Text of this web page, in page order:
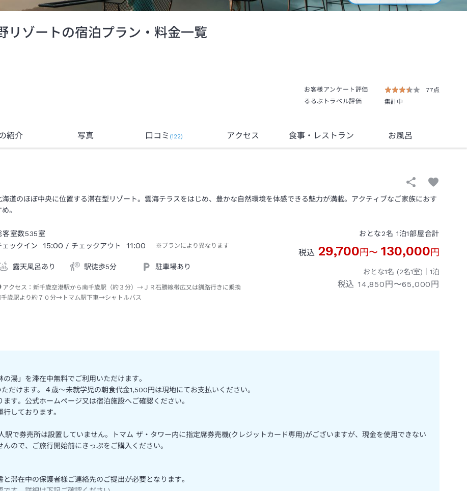
ゾートの宿泊プラン・料金一覧
お客様アンケート評価
77点
るるぶトラベル評価
集計中
紹介 写真 口コミ (122) アクセス 食事 ・レストラン お風呂
海道のほぼ中央に位置する滞在型リゾート。雲海テラスをはじめ、豊かな自然環境を体感できる魅力が満載。アクティブなご家族におす
。
客室数535室
ェックイン
15:00 / チェックアウト 11:00 ※プランにより異なります
露天風呂あり 駅徒歩5分 駐車場あり
アクセス：新千歳空港駅から南千歳駅（約３分）→ＪＲ石勝線帯広又は釧路行きに乗換
千歳駅より約７０分→トマム駅下車→シャトルバス
おとな2名 1泊1部屋合計
税込 29,700円〜 130,000円
おとな1名 (2名1室)｜ 1泊
税込 14,850円〜65,000円
湯」を滞在中無料でご利用いただけます。
だけます。４歳～未就学児の朝食代金1,500円は現地にてお支払いください。
す。公式ホームページ又は宿泊施設へご確認ください。
しております。
駅で券売所は設置していません。トマム ザ・タワー内に指定席券売機(クレジットカード専用)がございますが、現金を使用できない
ので、ご旅行開始前にきっぷをご購入ください。
滞在中の保護者様ご連絡先のご提出が必要となります。